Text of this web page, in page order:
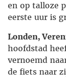
en op talloze
eerste uur is
Londen,
hoofdstad
vernoemd
de fiets naar